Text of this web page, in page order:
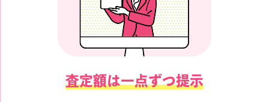
査定額は一点ずつ提示